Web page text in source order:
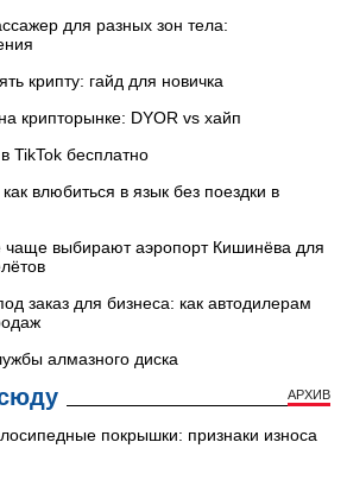
для разных зон тела:
крипту: гайд для новичка
крипторынке: DYOR vs хайп
TikTok бесплатно
влюбиться в язык без поездки в
чаще выбирают аэропорт Кишинёва для
заказ для бизнеса: как автодилерам
алмазного диска
АРХИВ
покрышки: признаки износа